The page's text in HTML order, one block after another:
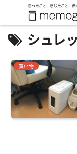
シュレ
買い物